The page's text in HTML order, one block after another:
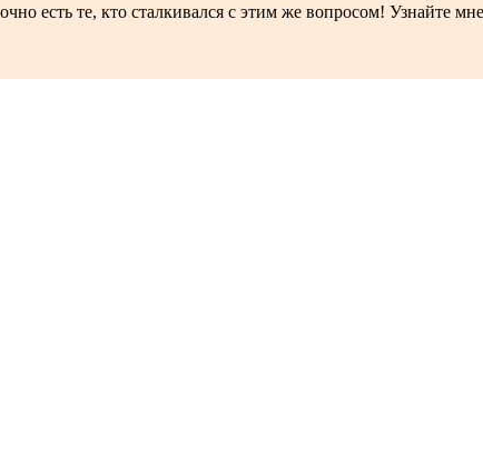
есть те, кто сталкивался с этим же вопросом! Узнайте